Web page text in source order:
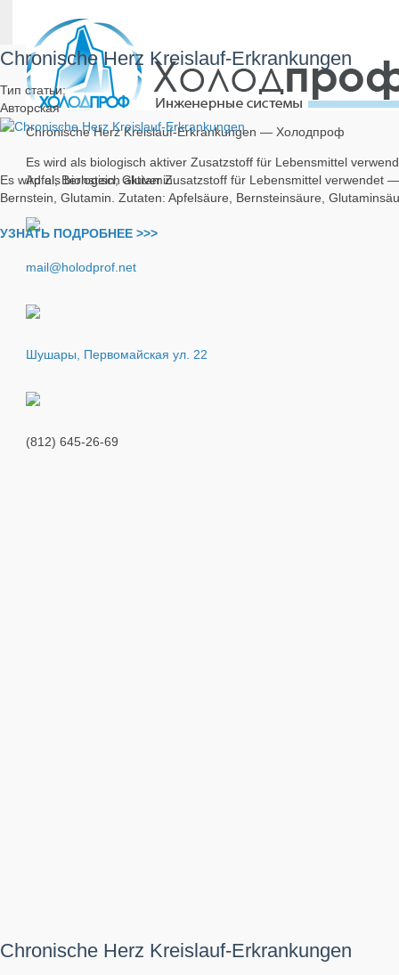
Chronische Herz Kreislauf-Erkrankungen — Холодпроф
Es wird als biologisch aktiver Zusatzstoff für Lebensmittel
Apfel, Bernstein, Glutamin.
mail@holodprof.net
Шушары, Первомайская ул. 22
(812) 645-26-69
Chronische Herz Kreislauf-Erkrankungen
Тип статьи:
Авторская
Es wird als biologisch aktiver Zusatzstoff für Lebensmittel
Bernstein, Glutamin. Zutaten: Apfelsäure, Bernsteinsäure,
УЗНАТЬ ПОДРОБНЕЕ >>>
Chronische Herz Kreislauf-Erkrankungen